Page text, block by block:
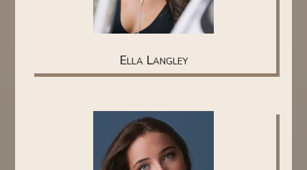
Ella Langley